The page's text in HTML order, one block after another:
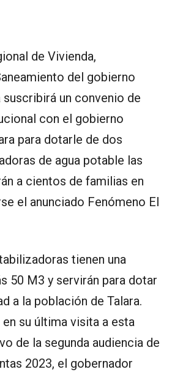
de Vivienda,
del gobierno
un convenio de
con el gobierno
para dotarle de dos
de agua potable las
a cientos de familias en
el anunciado Fenómeno El
tienen una
50 M3 y servirán para dotar
a la población de Talara.
su última visita a esta
de la segunda audiencia de
2023, el gobernador